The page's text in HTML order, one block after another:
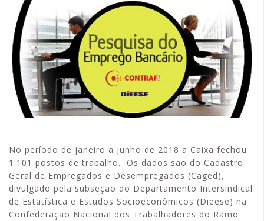
No período de janeiro a junho de 2018 a Caixa fechou
1.101 postos de trabalho. Os dados são do Cadastro
Geral de Empregados e Desempregados (Caged),
divulgado pela subseção do Departamento Intersindical
de Estatística e Estudos Socioeconômicos (Dieese) na
Confederação Nacional dos Trabalhadores do Ramo